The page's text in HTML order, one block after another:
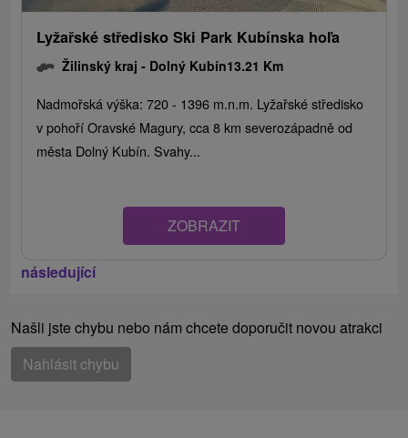
Lyžařské středisko Ski Park Kubínska hoľa
Žilinský kraj - Dolný Kubín13.21 Km
Nadmořská výška: 720 - 1396 m.n.m. Lyžařské středisko
v pohoří Oravské Magury, cca 8 km severozápadně od
města Dolný Kubín. Svahy...
ZOBRAZIT
následující
Našli jste chybu nebo nám chcete doporučit novou atrakci
Nahlásit chybu